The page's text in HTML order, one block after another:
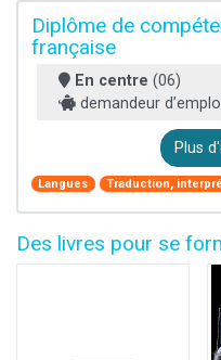
Diplôme de
française
En centre (06)
demandeur
Plus
Langues Traduction,
Des livres pour se